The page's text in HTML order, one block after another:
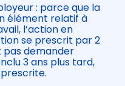
: parce que la
élément relatif à
l’action en
se prescrit par 2
pas demander
3 ans plus tard,